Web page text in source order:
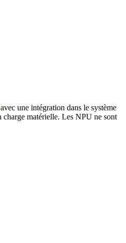
avec une intégration dans le système
matérielle. Les NPU ne sont